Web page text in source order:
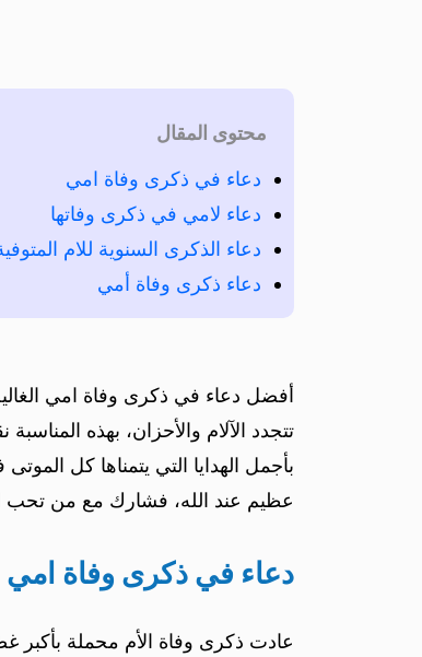
محتوى المقال
دعاء في ذكرى وفاة امي
دعاء لامي في ذكرى وفاتها
دعاء الذكرى السنوية للام
دعاء ذكرى وفاة أمي
أفضل دعاء في ذكرى وفاة امي
تتجدد الآلام والأحزان، بهذه
بأجمل الهدايا التي يتمناها كل
عظيم عند الله، فشارك مع من تحب
دعاء في ذكرى وفاة امي
عادت ذكرى وفاة الأم محملة بأكبر